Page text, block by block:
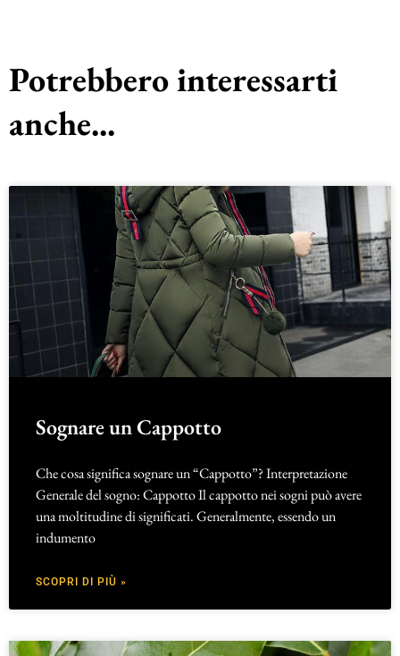
Potrebbero interessarti
anche...
Sognare un Cappotto
Che cosa significa sognare un “Cappotto”? Interpretazione
Generale del sogno: Cappotto Il cappotto nei sogni può avere
una moltitudine di significati. Generalmente, essendo un
indumento
SCOPRI DI PIÙ »